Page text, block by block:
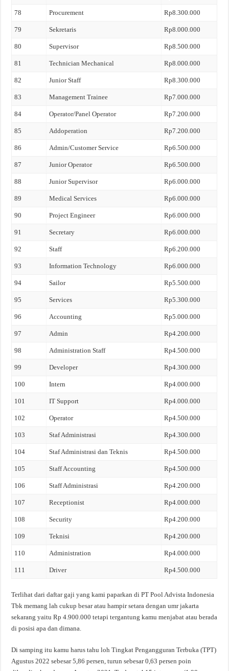
78 Procurement Rp8.300.000
79 Sekretaris Rp8.000.000
80 Supervisor Rp8.500.000
81 Technician Mechanical Rp8.000.000
82 Junior Staff Rp8.300.000
83 Management Trainee Rp7.000.000
84 Operator/Panel Operator Rp7.200.000
85 Addoperation Rp7.200.000
86 Admin/Customer Service Rp6.500.000
87 Junior Operator Rp6.500.000
88 Junior Supervisor Rp6.000.000
89 Medical Services Rp6.000.000
90 Project Engineer Rp6.000.000
91 Secretary Rp6.000.000
92 Staff Rp6.200.000
93 Information Technology Rp6.000.000
94 Sailor Rp5.500.000
95 Services Rp5.300.000
96 Accounting Rp5.000.000
97 Admin Rp4.200.000
98 Administration Staff Rp4.500.000
99 Developer Rp4.300.000
100 Intern Rp4.000.000
101 IT Support Rp4.000.000
102 Operator Rp4.500.000
103 Staf Administrasi Rp4.300.000
104 Staf Administrasi dan Teknis Rp4.500.000
105 Staff Accounting Rp4.500.000
106 Staff Administrasi Rp4.200.000
107 Receptionist Rp4.000.000
108 Security Rp4.200.000
109 Teknisi Rp4.200.000
110 Administration Rp4.000.000
111 Driver Rp4.500.000
Terlihat dari daftar gaji yang kami paparkan di PT Pool Advista Indonesia
Tbk memang lah cukup besar atau hampir setara dengan umr jakarta
sekarang yaitu Rp 4.900.000 tetapi tergantung kamu menjabat atau berada
di posisi apa dan dimana.
Di samping itu kamu harus tahu loh Tingkat Pengangguran Terbuka (TPT)
Agustus 2022 sebesar 5,86 persen, turun sebesar 0,63 persen poin